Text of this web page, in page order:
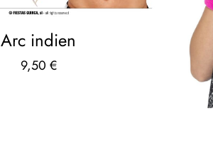
Arc indien
9,50 €